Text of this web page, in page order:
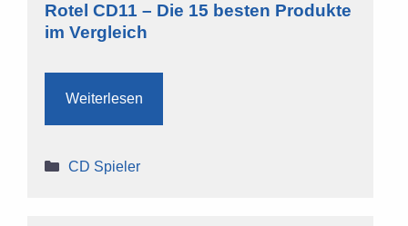
Rotel CD11 – Die 15 besten Produkte
im Vergleich
Weiterlesen
Kategorien
CD Spieler